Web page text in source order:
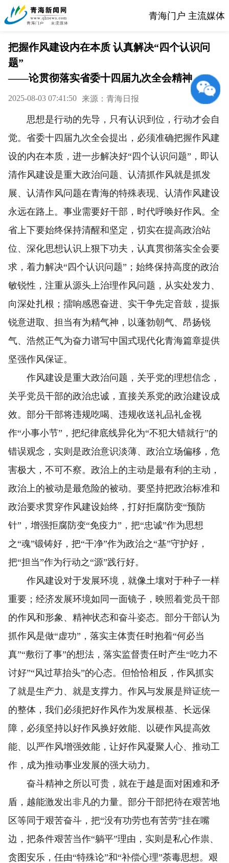
青海门户 主流媒体
把握作风建设内在本质 认真解决“四个认识问
题”
——论贯彻落实省委十四届九次全会精神
2025-08-03 07:41:50 来源：青海日报
思想是行动的先导，只有认识到位，行动才会自
觉。省委十四届九次全会提出，必须准确把握作风建
设的内在本质，进一步解决好“四个认识问题”，即认
清作风建设是重大政治问题、认清抓作风就是抓发
展、认清作风问题在青海的特殊表现、认清作风建设
永远在路上。事业需要好干部，时代呼唤好作风。全
省上下要始终保持清醒和坚定，切实在提高政治站
位、深化思想认识上狠下功夫，认真贯彻落实全会要
求，着力解决“四个认识问题”；始终保持高度的政治
敏锐性，注重从源头上治理作风问题，从实处发力、
向深处扎根；擂响感恩奋进、实干争先定音鼓，提振
锐意进取、担当有为精气神，以蓬勃朝气、昂扬锐
气、浩然正气为奋力谱写中国式现代化青海篇章提供
坚强作风保证。
作风建设是重大政治问题，关乎党的理想信念，
关乎党员干部的政治忠诚，直接关系党的政治建设成
效。部分干部将违规吃喝、违规收送礼品礼金视
作“小事小节”，把纪律底线异化为“不犯大错就行”的
错误观念，实则是政治意识淡薄、政治立场偏移，危
害极大，不可不察。政治上的主动是最有利的主动，
政治上的被动是最危险的被动。要坚持把政治标准和
政治要求贯穿作风建设始终，打好拒腐防变“预防
针”，增强拒腐防变“免疫力”，把“忠诚”作为思想
之“魂”锻铸好，把“干净”作为政治之“基”守护好，
把“担当”作为行动之“源”践行好。
作风建设对于发展环境，就像土壤对于种子一样
重要；经济发展环境如同一面镜子，映照着党员干部
的作风和形象、精神状态和奋斗姿态。部分干部认为
抓作风是做“虚功”，落实主体责任时抱着“何必当
真”“敷衍了事”的想法，落实监督责任时产生“吃力不
讨好”“风过草抬头”的心态。但恰恰相反，作风抓实
了就是生产力、就是支撑力。作风与发展是辩证统一
的整体，我们必须把好作风作为发展根基、长远保
障，必须坚持以好作风换好效能、以硬作风提高效
能、以严作风增强效能，让好作风凝聚人心、推动工
作，成为推动事业发展的强大动力。
奋斗精神之所以可贵，就在于越是面对困难和矛
盾，越能激发出非凡的力量。部分干部把待在艰苦地
区等同于艰苦奋斗，把“没有功劳也有苦劳”挂在嘴
边，把条件艰苦当作“躺平”理由，实则是私心作祟、
贪图安乐，任由“特殊论”和“补偿心理”荼毒思想。艰